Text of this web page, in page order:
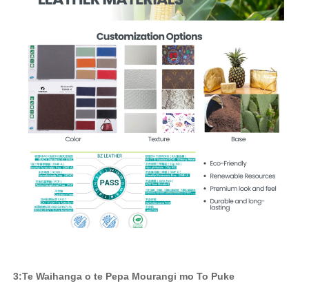
3:Te Waihanga o te Pepa Mourangi mo To Puke